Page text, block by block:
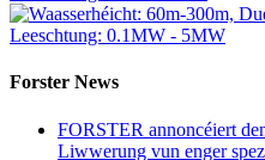
Forster News
FORSTER annoncéiert
Liwwerung vun enger